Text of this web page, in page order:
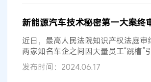
新能源汽车技术秘密第一大案终
近日，最高人民法院知识产权法庭审
两家知名车企之间因大量员工“跳槽”
汽车底盘技术秘密侵权纠纷上诉案。
额高达21亿元，最高人民法院二审适
发布时间：2024.06.17